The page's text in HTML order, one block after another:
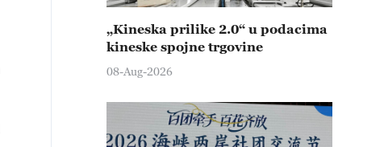
„Kineska prilike 2.0“ u podacima
kineske spojne trgovine
08-Aug-2026